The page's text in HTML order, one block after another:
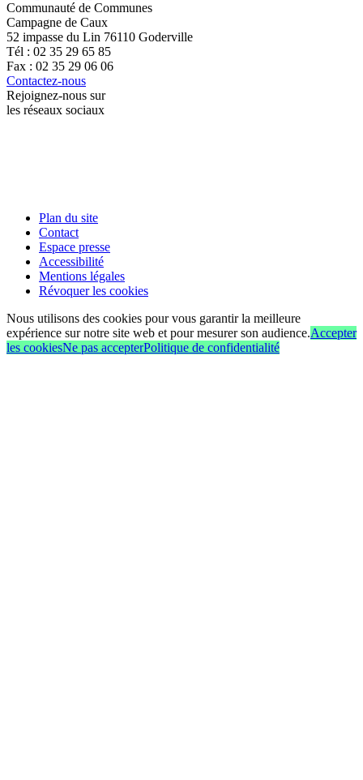
Communauté de Communes
Campagne de Caux
52 impasse du Lin 76110 Goderville
Tél : 02 35 29 65 85
Fax : 02 35 29 06 06
Contactez-nous
Rejoignez-nous sur
les réseaux sociaux
Plan du site
Contact
Espace presse
Accessibilité
Mentions légales
Révoquer les cookies
Nous utilisons des cookies pour vous garantir la meilleure
expérience sur notre site web et pour mesurer son audience.Accepter
les cookiesNe pas accepterPolitique de confidentialité